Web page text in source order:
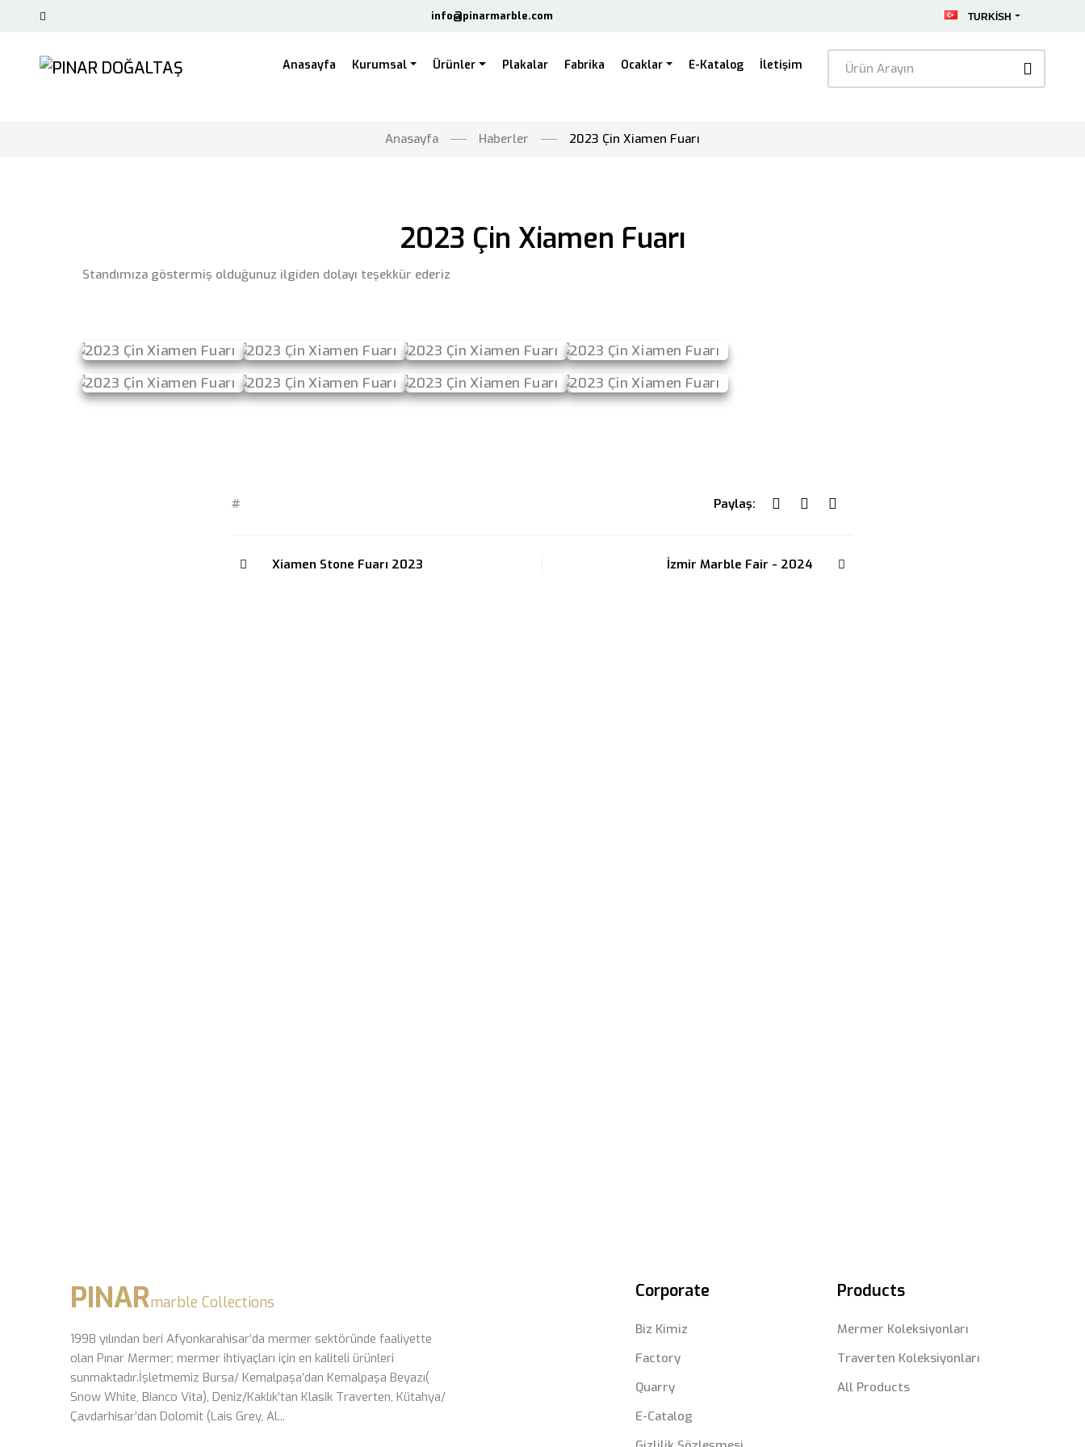
info@pinarmarble.com TURKISH
Anasayfa Kurumsal Ürünler Plakalar Fabrika Ocaklar E-Katalog İletişim
Anasayfa Haberler 2023 Çin Xiamen Fuarı
2023 Çin Xiamen Fuarı
Standımıza göstermiş olduğunuz ilgiden dolayı teşekkür ederiz
# Paylaş:
Xiamen Stone Fuarı 2023 İzmir Marble Fair - 2024
PINARmarble Collections
1998 yılından beri Afyonkarahisar’da mermer sektöründe faaliyette
olan Pınar Mermer; mermer ihtiyaçları için en kaliteli ürünleri
sunmaktadır.İşletmemiz Bursa/ Kemalpaşa’dan Kemalpaşa Beyazı(
Snow White, Bianco Vita), Deniz/Kaklık’tan Klasik Traverten, Kütahya/
Çavdarhisar’dan Dolomit (Lais Grey, Al...
Corporate
Biz Kimiz
Factory
Quarry
E-Catalog
Products
Mermer Koleksiyonları
Traverten Koleksiyonları
All Products